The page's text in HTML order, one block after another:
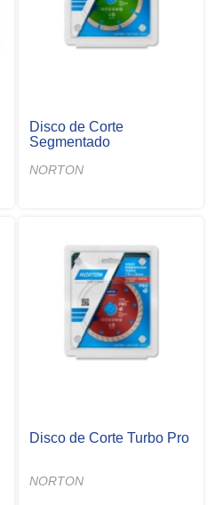
Disco de Corte
Segmentado
NORTON
Disco de Corte Turbo Pro
NORTON